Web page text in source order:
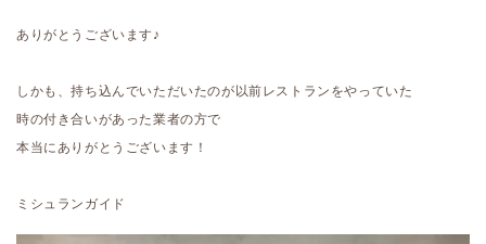
ありがとうございます♪
しかも、持ち込んでいただいたのが以前レストランをやっていた
時の付き合いがあった業者の方で
本当にありがとうございます！
ミシュランガイド